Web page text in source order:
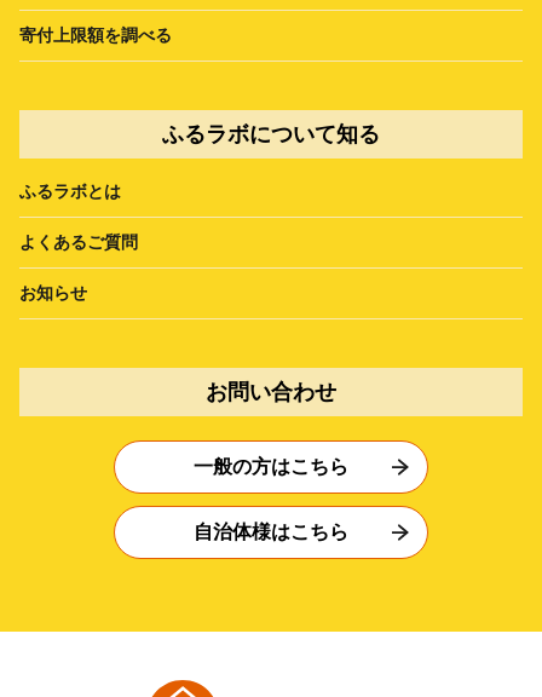
寄付上限額を調べる
ふるラボについて知る
ふるラボとは
よくあるご質問
お知らせ
お問い合わせ
一般の方はこちら
自治体様はこちら